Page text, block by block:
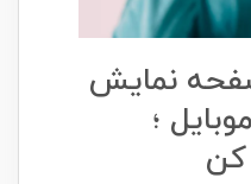
نمایش
؛